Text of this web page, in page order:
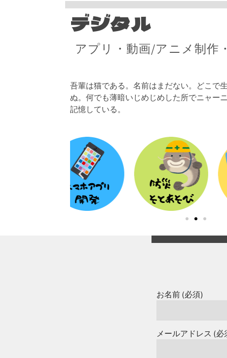
デジタル
アプリ・動画/アニメ制作
吾輩は猫である。名前はまだない。どこで
ぬ。何でも薄暗いじめじめした所でニャー
記憶している。
お名前 (必須)
メールアドレス (必